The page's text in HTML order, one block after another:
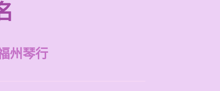
州琴行